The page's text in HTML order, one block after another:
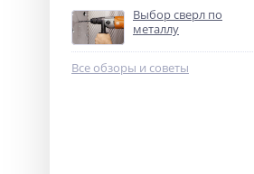
Выбор сверл по
металлу
Все обзоры и советы